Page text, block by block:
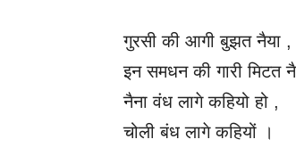
गुरसी की आगी बुझत नैया ,
इन समधन की गारी मिटत
नैना वंध लागे कहियो हो ,
चोली बंध लागे कहियों ।